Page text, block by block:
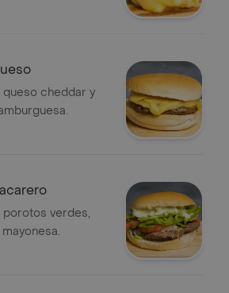
cheddar y
porotos verdes,